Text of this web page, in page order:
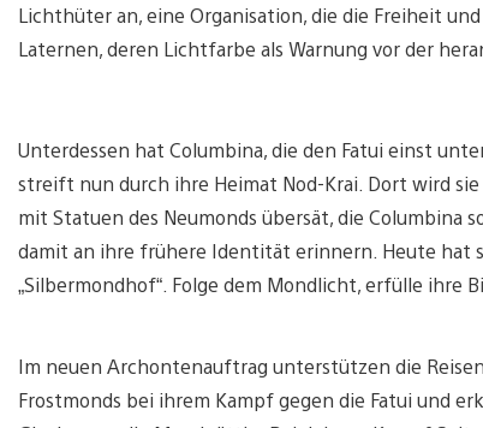
Lichthüter an, eine Organisation, die die Freiheit
Laternen, deren Lichtfarbe als Warnung vor der
Unterdessen hat Columbina, die den Fatui einst
streift nun durch ihre Heimat Nod-Krai. Dort wird
mit Statuen des Neumonds übersät, die Columbina
damit an ihre frühere Identität erinnern. Heute hat
„Silbermondhof“. Folge dem Mondlicht, erfülle ihre
Im neuen Archontenauftrag unterstützen die
Frostmonds bei ihrem Kampf gegen die Fatui und